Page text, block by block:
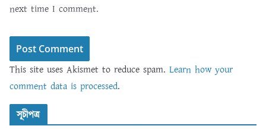
next time I comment.
This site uses Akismet to reduce spam. Learn how your
comment data is processed.
সূচীপত্র